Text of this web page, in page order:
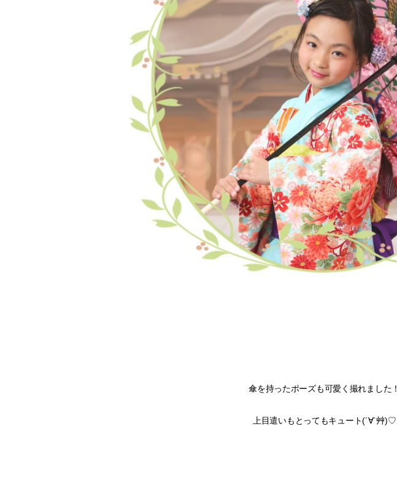
傘を持ったポーズも可愛く撮れました！
上目遣いもとってもキュート(´∀`艸)♡